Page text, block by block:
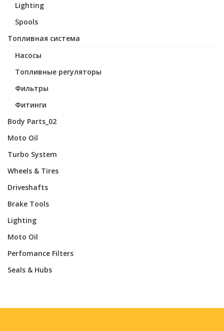
Lighting
Spools
Топливная система
Насосы
Топливные регуляторы
Фильтры
Фитинги
Body Parts_02
Moto Oil
Turbo System
Wheels & Tires
Driveshafts
Brake Tools
Lighting
Moto Oil
Perfomance Filters
Seals & Hubs